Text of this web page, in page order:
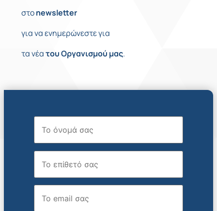
στοnewsletter
για να ενημερώνεστε για
τα νέατουΟργανισμού μας.
Όνομα
Επώνυμο
Email